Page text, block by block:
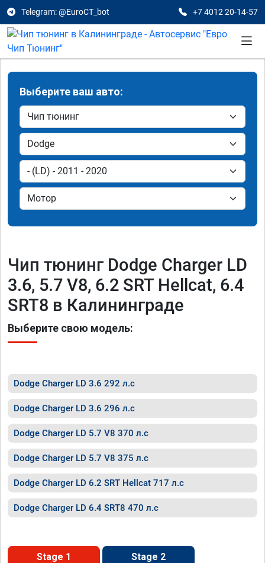
Telegram: @EuroCT_bot +7 4012 20-14-57
Выберите ваш авто:
Чип тюнинг Dodge Charger LD
3.6, 5.7 V8, 6.2 SRT Hellcat, 6.4
SRT8 в Калининграде
Выберите свою модель:
Dodge Charger LD 3.6 292 л.с
Dodge Charger LD 3.6 296 л.с
Dodge Charger LD 5.7 V8 370 л.с
Dodge Charger LD 5.7 V8 375 л.с
Dodge Charger LD 6.2 SRT Hellcat 717 л.с
Dodge Charger LD 6.4 SRT8 470 л.с
Stage 1 Stage 2